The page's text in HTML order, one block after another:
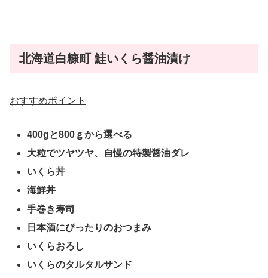
北海道白糠町 鮭いくら醤油漬け
おすすめポイント
400gと800ｇから選べる
大粒でツヤツヤ、自慢の特製醤油ダレ
いくら丼
海鮮丼
手巻き寿司
日本酒にぴったりのおつまみ
いくらおろし
いくらのタルタルサンド